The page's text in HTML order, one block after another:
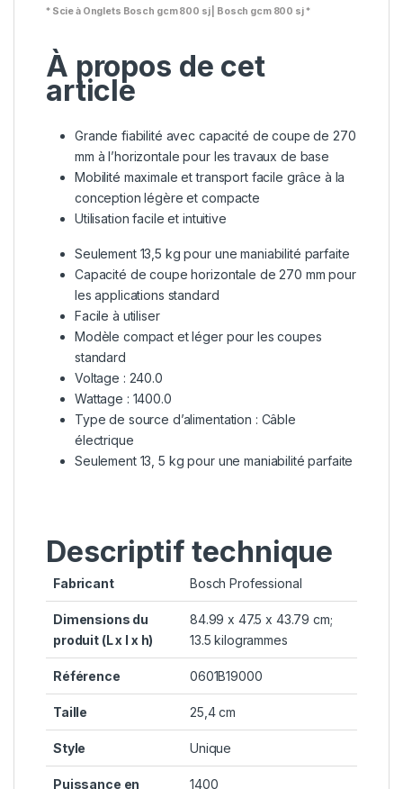
* Scie à Onglets Bosch gcm 800 sj | Bosch gcm 800 sj *
À propos de cet
article
Grande fiabilité avec capacité de coupe de 270
mm à l’horizontale pour les travaux de base
Mobilité maximale et transport facile grâce à la
conception légère et compacte
Utilisation facile et intuitive
Seulement 13,5 kg pour une maniabilité parfaite
Capacité de coupe horizontale de 270 mm pour
les applications standard
Facile à utiliser
Modèle compact et léger pour les coupes
standard
Voltage : 240.0
Wattage : 1400.0
Type de source d’alimentation : Câble
électrique
Seulement 13, 5 kg pour unemaniabilité parfaite
Descriptif technique
Fabricant ‎Bosch Professional
Dimensions du
produit (L x l x h)
‎84.99 x 47.5 x 43.79 cm;
13.5 kilogrammes
Référence ‎0601B19000
Taille ‎25,4 cm
Style ‎Unique
Puissance en ‎1400